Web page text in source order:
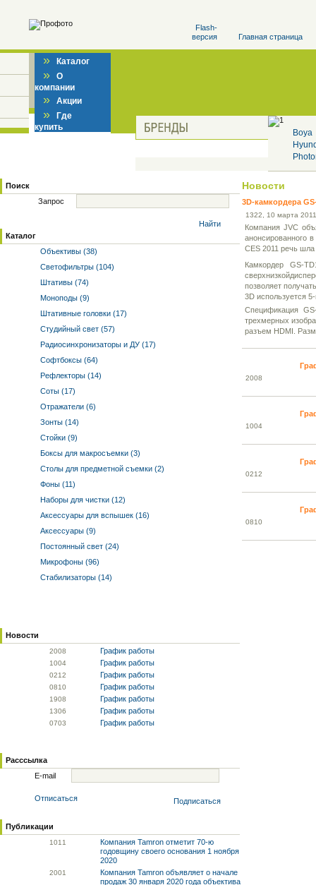
Flash-
версия
Главная страница
» Каталог
» О
компании
» Акции
» Где
купить
Boya
Поиск
Запрос
Найти
Каталог
Объективы (38)
Светофильтры (104)
Штативы (74)
Моноподы (9)
Штативные головки (17)
Студийный свет (57)
Радиосинхронизаторы и ДУ (17)
Софтбоксы (64)
Рефлекторы (14)
Соты (17)
Отражатели (6)
Зонты (14)
Стойки (9)
Боксы для макросъемки (3)
Столы для предметной съемки (2)
Фоны (11)
Наборы для чистки (12)
Аксессуары для вспышек (16)
Аксессуары (9)
Постоянный свет (24)
Микрофоны (96)
Стабилизаторы (14)
Новости
2008 График работы
1004 График работы
0212 График работы
0810 График работы
1908 График работы
1306 График работы
0703 График работы
Расссылка
E-mail
Отписаться Подписаться
Публикации
1011
Компания Tamron отметит 70-ю
годовщину своего основания 1 ноября
2020
2001
Компания Tamron объявляет о начале
продаж 30 января 2020 года объектива
Новости
3D-камкордера
1322 , 10 марта
Компания JVC
анонсированного
CES 2011 речь шла
Камкордер GS-
позволяет
3D используется
Спецификация
трехмерных
разъем HDMI.
2008
1004
0212
0810